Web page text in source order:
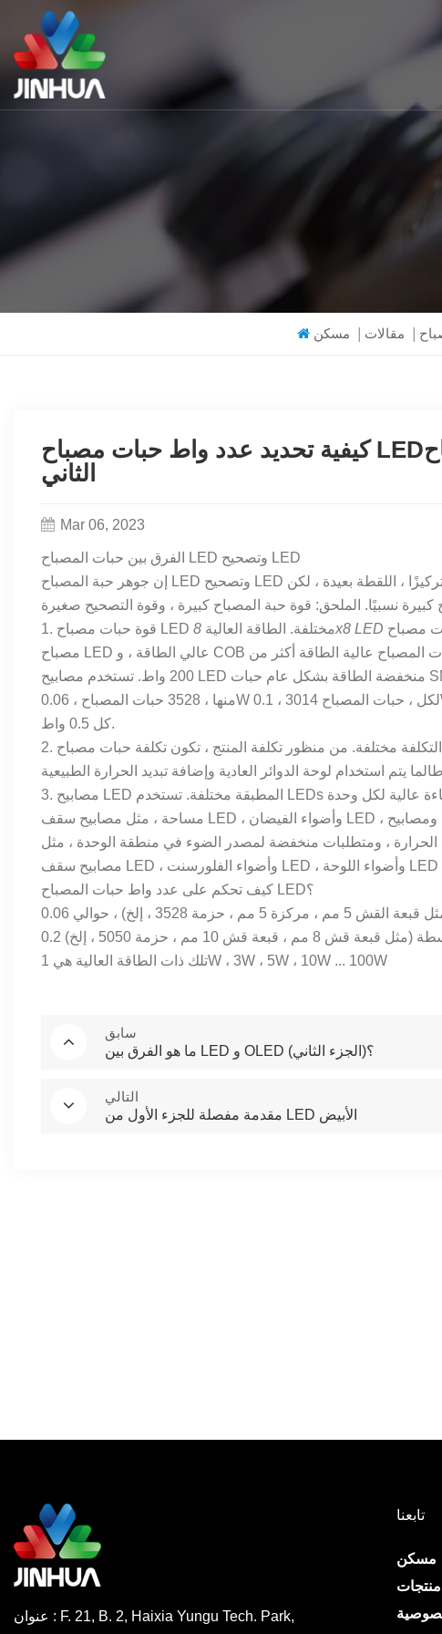
مسكن مقالات
كيفية تحديد عدد واط حبات مصباح LED؟ الفرق بين حبات مصباح LED و SMD الجزء
الثاني
Mar 06, 2023
الفرق بين حبات المصباح LED وتصحيح LED
إن جوهر حبة المصباح LED وتصحيح LED متماثل ، يمكن أن تكون زاوية حبة المصباح صغيرة جدًا ، (الضوء أكثر تركيزًا ، اللقطة بعيدة ، لكن
1. قوة حبات مصباح LED مختلفة. الطاقة العالية8x8 LED
مصباح LED عالي الطاقة ، و COB عالية الطاقة. يمكن أن يكون الحد الأقصى للطاقة لمصورة واحدة من حبات المصباح عالية الطاقة أكثر من
200 واط. تستخدم مصابيح LED منخفضة الطاقة بشكل عام حبات SMD Lamp ، بما في ذلك هذه الأنواع: 5050 حبات المصباح ، 0.2W لكل
منها ، 3528 حبات المصباح ، 0.06W لكل ، حبات المصباح 3014 ، 0.1W لكل منها ، 5630 حبات المصباح ، كل 0.5W ، 5730 حبات المصباح ،
كل 0.5 واط.
2. التكلفة مختلفة. من منظور تكلفة المنتج ، تكون تكلفة حبات مصباح LED عالية الطاقة أعلى من تلك الموجودة في الطاقة المنخفضة. يمكن
3. مصابيح LED المطبقة مختلفة. تستخدم LEDs عالية الطاقة بشكل أساسي في المنتجات التي تتطلب مصادر إضاءة عالية لكل وحدة
مساحة ، مثل مصابيح سقف LED ، وأضواء الفيضان LED ، ومصابيح LED ، وأضواء الشوارع ، وما إلى ذلك. تستخدم LEDs منخفضة الطاقة
، ومتطلبات منخفضة لمصدر الضوء في منطقة الوحدة ، مثل
كيف تحكم على عدد واط حبات المصباح LED؟
تلك ذات الطاقة العالية هي 1W ، 3W ، 5W ، 10W ... 100W
سابق
ما هو الفرق بين LED و OLED (الجزء الثاني)؟
التالي
مقدمة مفصلة للجزء الأول من LED الأبيض
عنوان : F. 21, B. 2, Haixia Yungu Tech. Park,
تابعنا
مسكن
منتجات